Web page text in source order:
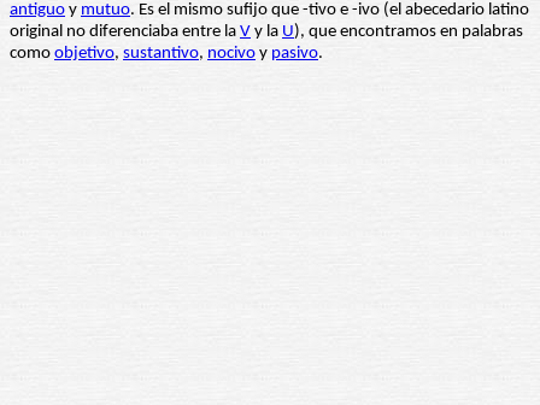
antiguo y mutuo. Es el mismo sufijo que -tivo e -ivo (el abecedario latino
original no diferenciaba entre la V y la U), que encontramos en palabras
como objetivo, sustantivo, nocivo y pasivo.